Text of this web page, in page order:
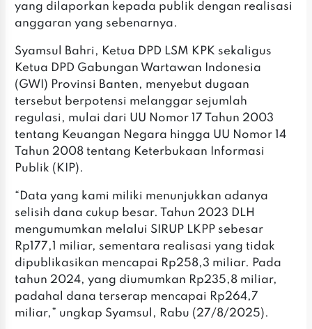
yang dilaporkan kepada publik dengan realisasi
anggaran yang sebenarnya.
Syamsul Bahri, Ketua DPD LSM KPK sekaligus
Ketua DPD Gabungan Wartawan Indonesia
(GWI) Provinsi Banten, menyebut dugaan
tersebut berpotensi melanggar sejumlah
regulasi, mulai dari UU Nomor 17 Tahun 2003
tentang Keuangan Negara hingga UU Nomor 14
Tahun 2008 tentang Keterbukaan Informasi
Publik (KIP).
“Data yang kami miliki menunjukkan adanya
selisih dana cukup besar. Tahun 2023 DLH
mengumumkan melalui SIRUP LKPP sebesar
Rp177,1 miliar, sementara realisasi yang tidak
dipublikasikan mencapai Rp258,3 miliar. Pada
tahun 2024, yang diumumkan Rp235,8 miliar,
padahal dana terserap mencapai Rp264,7
miliar,” ungkap Syamsul, Rabu (27/8/2025).